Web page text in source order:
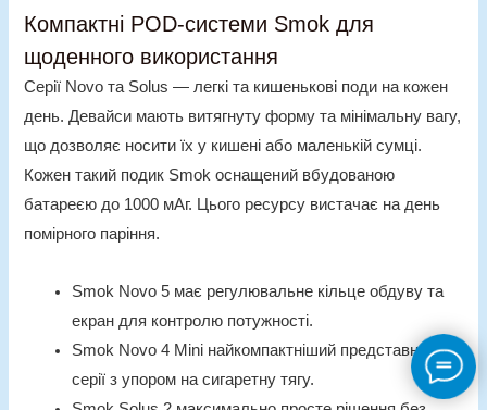
Компактні POD-системи Smok для
щоденного використання
Серії Novo та Solus — легкі та кишенькові поди на кожен
день. Девайси мають витягнуту форму та мінімальну вагу,
що дозволяє носити їх у кишені або маленькій сумці.
Кожен такий подик Smok оснащений вбудованою
батареєю до 1000 мАг. Цього ресурсу вистачає на день
помірного паріння.
Smok Novo 5 має регулювальне кільце обдуву та
екран для контролю потужності.
Smok Novo 4 Mini найкомпактніший представник
серії з упором на сигаретну тягу.